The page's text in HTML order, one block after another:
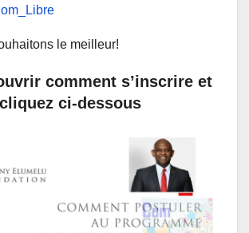
le meilleur!
comment s’inscrire et
ci-dessous